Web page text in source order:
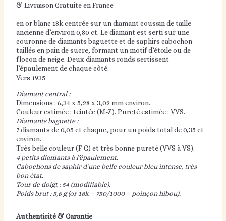
& Livraison Gratuite en France
en or blanc 18k centrée sur un diamant coussin de taille
ancienne d’environ 0,80 ct. Le diamant est serti sur une
couronne de diamants baguette et de saphirs cabochon
taillés en pain de sucre, formant un motif d’étoile ou de
flocon de neige. Deux diamants ronds sertissent
l’épaulement de chaque côté.
Vers 1935
Diamant central :
Dimensions : 6,34 x 5,28 x 3,02 mm environ.
Couleur estimée : teintée (M-Z). Pureté estimée : VVS.
Diamants baguette :
7 diamants de 0,05 ct chaque, pour un poids total de 0,35 ct
environ.
Très belle couleur (F-G) et très bonne pureté (VVS à VS).
4 petits diamants à l’épaulement.
Cabochons de saphir d’une belle couleur bleu intense, très
bon état.
Tour de doigt : 54 (modifiable).
Poids brut : 5,6 g (or 18k – 750/1000 – poinçon hibou).
Authenticité & Garantie